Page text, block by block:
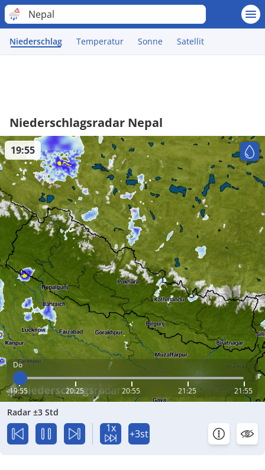
Nepal
Niederschlag Temperatur Sonne Satellit
Niederschlagsradar Nepal
Do
19:55 20:25 20:55 21:25 21:55
19:55
Radar ±3 Std
1x +3st